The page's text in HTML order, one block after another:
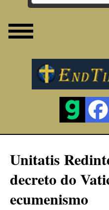
Unitatis
decreto do
ecumenismo